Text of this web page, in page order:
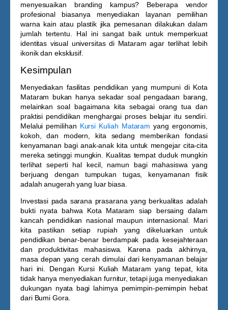
menyesuaikan branding kampus? Beberapa vendor
profesional biasanya menyediakan layanan pemilihan
warna kain atau plastik jika pemesanan dilakukan dalam
jumlah tertentu. Hal ini sangat baik untuk memperkuat
identitas visual universitas di Mataram agar terlihat lebih
ikonik dan eksklusif.
Kesimpulan
Menyediakan fasilitas pendidikan yang mumpuni di Kota
Mataram bukan hanya sekadar soal pengadaan barang,
melainkan soal bagaimana kita sebagai orang tua dan
praktisi pendidikan menghargai proses belajar itu sendiri.
Melalui pemilihan Kursi Kuliah Mataram yang ergonomis,
kokoh, dan modern, kita sedang memberikan fondasi
kenyamanan bagi anak-anak kita untuk mengejar cita-cita
mereka setinggi mungkin. Kualitas tempat duduk mungkin
terlihat seperti hal kecil, namun bagi mahasiswa yang
berjuang dengan tumpukan tugas, kenyamanan fisik
adalah anugerah yang luar biasa.
Investasi pada sarana prasarana yang berkualitas adalah
bukti nyata bahwa Kota Mataram siap bersaing dalam
kancah pendidikan nasional maupun internasional. Mari
kita pastikan setiap rupiah yang dikeluarkan untuk
pendidikan benar-benar berdampak pada kesejahteraan
dan produktivitas mahasiswa. Karena pada akhirnya,
masa depan yang cerah dimulai dari kenyamanan belajar
hari ini. Dengan Kursi Kuliah Mataram yang tepat, kita
tidak hanya menyediakan furnitur, tetapi juga menyediakan
dukungan nyata bagi lahirnya pemimpin-pemimpin hebat
dari Bumi Gora.